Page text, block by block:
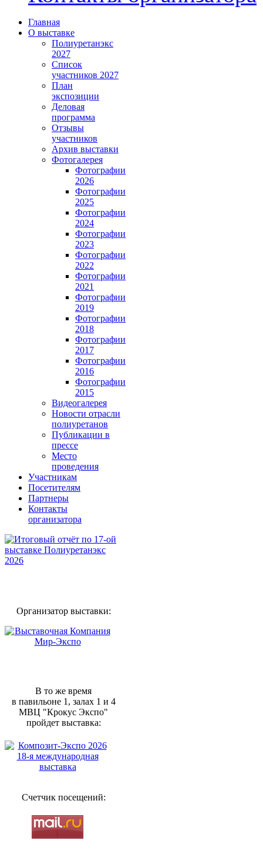
Главная
О выставке
Полиуретанэкс
2027
Список
участников 2027
План
экспозиции
Деловая
программа
Отзывы
участников
Архив выставки
Фотогалерея
Фотографии
2026
Фотографии
2025
Фотографии
2024
Фотографии
2023
Фотографии
2022
Фотографии
2021
Фотографии
2019
Фотографии
2018
Фотографии
2017
Фотографии
2016
Фотографии
2015
Видеогалерея
Новости отрасли
полиуретанов
Публикации в
прессе
Место
проведения
Участникам
Посетителям
Партнеры
Контакты
организатора
Организатор выставки:
В то же время
в павильоне 1, залах 1 и 4
МВЦ "Крокус Экспо"
пройдет выставка:
Счетчик посещений: